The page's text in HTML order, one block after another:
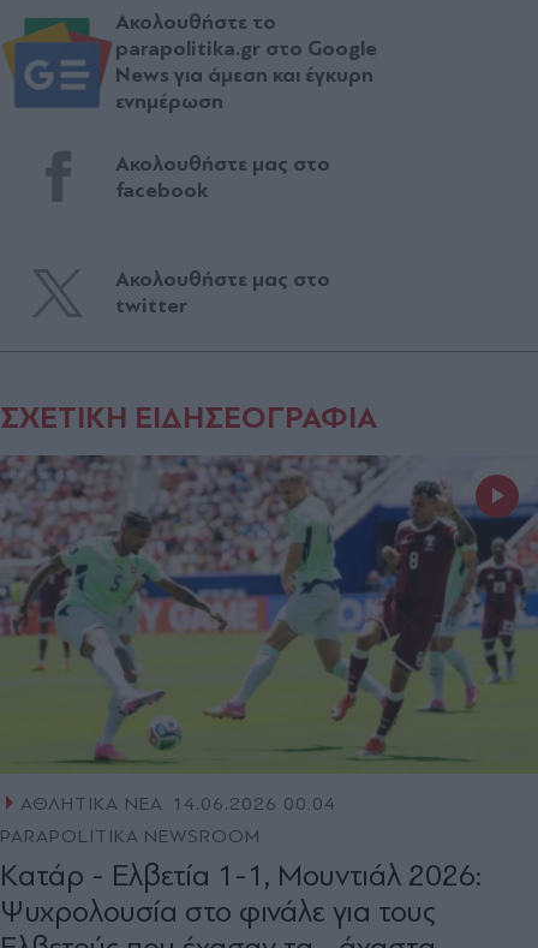
Ακολουθήστε το
parapolitika.gr στο Google
News για άμεση και έγκυρη
ενημέρωση
Ακολουθήστε μας στο
facebook
Ακολουθήστε μας στο
twitter
ΣΧΕΤΙΚΗ ΕΙΔΗΣΕΟΓΡΑΦΙΑ
ΑΘΛΗΤΙΚΑ ΝΕΑ
14.06.2026 00:04
PARAPOLITIKA NEWSROOM
Kατάρ - Ελβετία 1-1, Μουντιάλ 2026:
Ψυχρολουσία στο φινάλε για τους